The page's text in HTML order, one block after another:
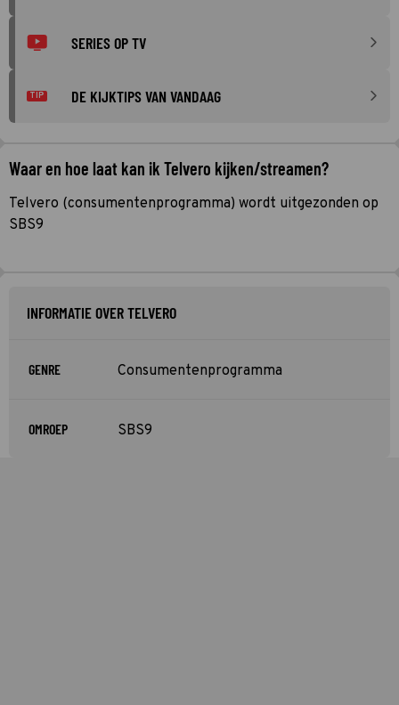
SERIES OP TV
TIP DE KIJKTIPS VAN VANDAAG
Waar en hoe laat kan ik Telvero kijken/streamen?
Telvero (consumentenprogramma) wordt uitgezonden op
SBS9
INFORMATIE OVER TELVERO
GENRE Consumentenprogramma
OMROEP SBS9